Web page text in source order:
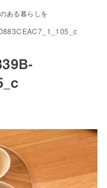
ある暮らしを